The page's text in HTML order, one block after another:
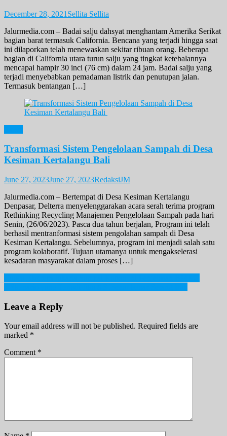
December 28, 2021 Sellita Sellita
Jalurmedia.com – Badai salju dahsyat menghantam Amerika Serikat
bagian barat termasuk California. Bencana yang terjadi hingga saat
ini dilaporkan telah menewaskan sekitar ribuan orang. Beberapa
bagian di California utara turun salju yang tingkat ketebalannya
mencapai hampir 30 inci (76 cm) dalam 24 jam. Badai salju yang
terjadi menyebabkan pemadaman listrik dan penutupan jalan.
Termasuk bentangan […]
Transformasi Sistem Pengelolaan Sampah di Desa
Kesiman Kertalangu Bali
June 27, 2023June 27, 2023RedaksiJM
Jalurmedia.com – Bertempat di Desa Kesiman Kertalangu
Denpasar, Delterra menyelenggarakan acara serah terima program
Rethinking Recycling Manajemen Pengelolaan Sampah pada hari
Senin, (26/06/2023). Pasca dua tahun berjalan, Program ini telah
berhasil mentranformasi sistem pengolahan sampah di Desa
Kesiman Kertalangu. Sebelumnya, program ini menjadi salah satu
program kolaboratif. Tujuan utamanya untuk mengakselerasi
kesadaran masyarakat dalam proses […]
Post
navigation
Leave a Reply
Your email address will not be published. Required fields are
marked *
Comment *